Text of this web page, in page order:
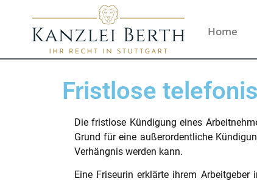
Home
Fristlose
Die fristlose Kündigung eines
Grund für eine außerordentliche
Verhängnis werden kann.
Eine Friseurin erklärte ihrem